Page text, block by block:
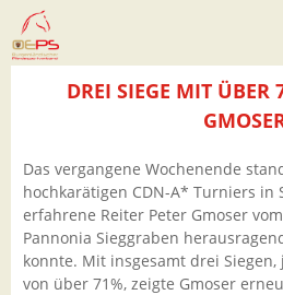
DREI SIEGE MIT ÜBER
Das vergangene Wochenende
hochkarätigen CDN-A* Turniers in
erfahrene Reiter Peter Gmoser
Pannonia Sieggraben
konnte. Mit insgesamt drei
von über 71%, zeigte Gmoser